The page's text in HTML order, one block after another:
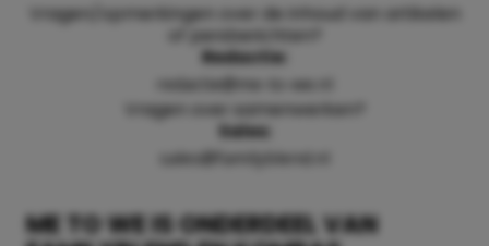
ME TO WE IS ONDERDEEL VAN
Vragen/opmerkingen over de inhoud van artikelen
of persberichten?
Redactie:
redactie@me-to-we.nl
Vragen over samenwerken?
Sales:
sales@familyblend.nl